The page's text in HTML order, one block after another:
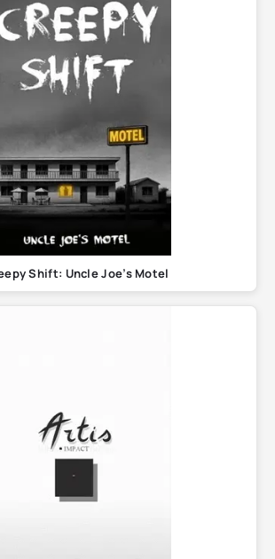
Shift: Uncle Joe’s Motel